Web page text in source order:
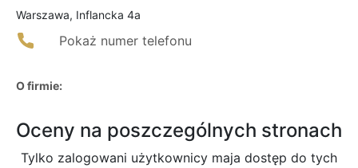
Warszawa, Inflancka 4a
Pokaż numer telefonu
O firmie:
Oceny na poszczególnych stronach
Tylko zalogowani użytkownicy maja dostęp do tych